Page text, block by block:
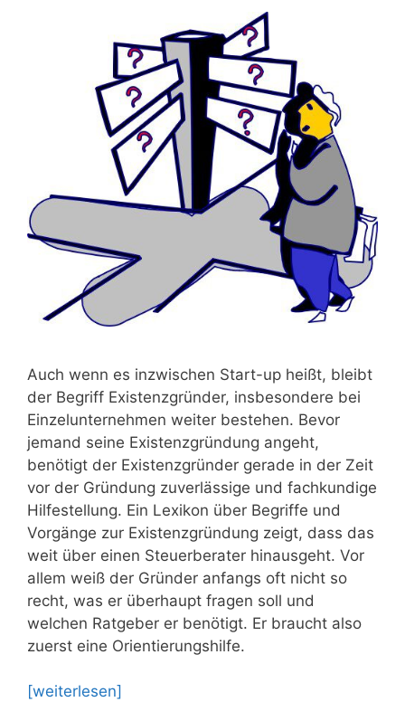
Auch wenn es inzwischen Start-up heißt, bleibt
der Begriff Existenzgründer, insbesondere bei
Einzelunternehmen weiter bestehen. Bevor
jemand seine Existenzgründung angeht,
benötigt der Existenzgründer gerade in der Zeit
vor der Gründung zuverlässige und fachkundige
Hilfestellung. Ein Lexikon über Begriffe und
Vorgänge zur Existenzgründung zeigt, dass das
weit über einen Steuerberater hinausgeht. Vor
allem weiß der Gründer anfangs oft nicht so
recht, was er überhaupt fragen soll und
welchen Ratgeber er benötigt. Er braucht also
zuerst eine Orientierungshilfe.
[weiterlesen]